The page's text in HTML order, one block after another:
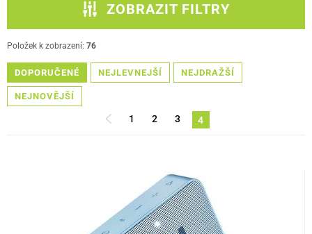
ZOBRAZIT FILTRY
ZPĚT NA HAEADSETY, BLUETOOTH
PODKATEGORIE
CENA
Položek k zobrazení: 76
DOPORUČENÉ NEJLEVNEJŠÍ NEJDRAŽŠÍ
NEJNOVĚJŠÍ
1 2 3 4